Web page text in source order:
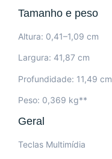
Tamanho e peso
Altura: 0,41–1,09 cm
Largura: 41,87 cm
Profundidade: 11,49 cm
Peso: 0,369 kg**
Geral
Teclas Multimídia